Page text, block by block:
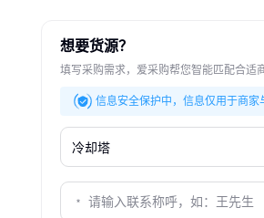
想要货源？
填写采购需求，爱采购帮您智能匹配合适
信息安全保护中，信息仅用于商家